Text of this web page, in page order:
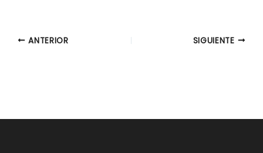
ANTERIOR SIGUIENTE